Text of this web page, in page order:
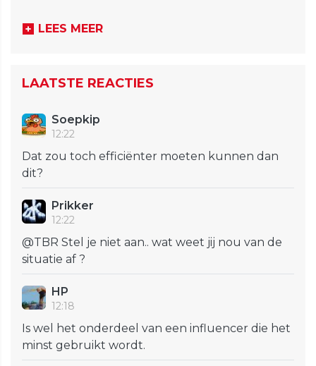
LEES MEER
LAATSTE REACTIES
Soepkip
12:22
Dat zou toch efficiënter moeten kunnen dan
dit?
Prikker
12:22
@TBR Stel je niet aan.. wat weet jij nou van de
situatie af ?
HP
12:18
Is wel het onderdeel van een influencer die het
minst gebruikt wordt.